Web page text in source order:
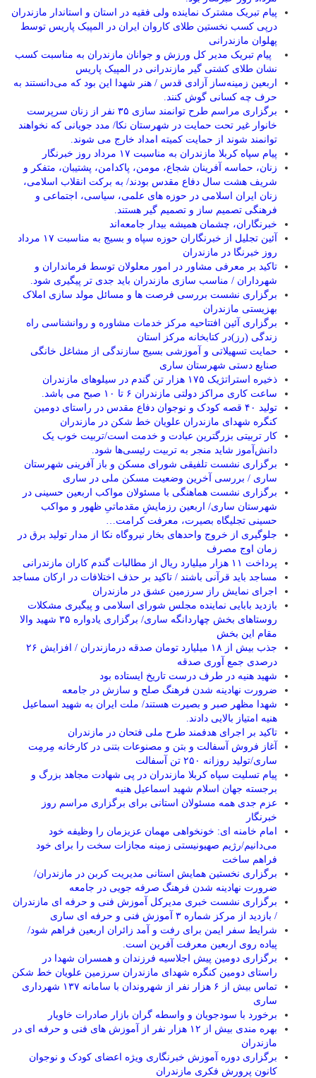
پیام تبریک مشترک نماینده ولی فقیه در استان و استاندار مازندران
درپی کسب نخستین طلای کاروان ایران در المپیک پاریس توسط
پهلوان مازندرانی
‍ ‍ پیام تبریک مدیر کل ورزش و جوانان مازندران به مناسبت کسب
نشان طلای کشتی گیر مازندرانی در المپیک پاریس
اربعین زمینه‌ساز آزادی قدس / هنر شهدا این بود که می‌دانستند به
حرف چه کسانی گوش کنند.
برگزاری مراسم طرح توانمند سازی ۳۵ نفر از زنان سرپرست
خانوار غیر تحت حمایت در شهرستان نکا/ مدد جویانی که نخواهند
توانمند شوند از حمایت کمیته امداد خارج می شوند.
پیام سپاه کربلا مازندران به مناسبت ۱۷ مرداد روز خبرنگار
زنان، حماسه آفرینان شجاع، مومن، پاکدامن، پشتیبان، متفکر و
شریف هشت سال دفاع مقدس بودند/ به برکت انقلاب اسلامی،
زنان ایران اسلامی در حوزه های علمی، سیاسی، اجتماعی و
فرهنگی تصمیم ساز و تصمیم گیر هستند.
خبرنگاران، چشمان همیشه بیدار جامعه‌اند
آئین تجلیل از خبرنگاران حوزه سپاه و بسیج به مناسبت ۱۷ مرداد
روز خبرنگا در مازندران
تاکید بر معرفی مشاور در امور معلولان توسط فرمانداران و
شهرداران / مناسب سازی مازندران باید جدی تر پیگیری شود.
برگزاری نشست بررسی فرصت ها و مسائل مولد سازی املاک
بهزیستی مازندران
برگزاری آئین افتتاحیه مرکز خدمات مشاوره و روانشناسی راه
زندگی (رز)در کتابخانه مرکز استان
حمایت تسهیلاتی و آموزشی بسیج سازندگی از مشاغل خانگی
صنایع دستی شهرستان ساری
ذخیره استراتژیک ۱۷۵ هزار تن گندم در سیلوهای مازندران
ساعت کاری مراکز دولتی مازندران ۶ تا ۱۰ صبح می باشد.
تولید ۴۰ قصه کودک و نوجوان دفاع مقدس در راستای دومین
کنگره شهدای مازندران علویان خط شکن در مازندران
کار تربیتی بزرگترین عبادت و خدمت است/تربیت خوب یک
دانش‌آموز شاید منجر به تربیت رئیسی‌ها شود.
برگزاری ‌نشست تلفیقی شورای مسکن و باز آفرینی شهرستان
ساری / بررسی آخرین وضعیت مسکن ملی در ساری
برگزاری نشست هماهنگی با مسئولان مواکب اربعین حسینی در
شهرستان ساری/ اربعین رزمایشِ مقدماتیِ ظهور و مواکب
حسینی تجلیگاه بصیرت، معرفت کرامت…
جلوگیری از خروج واحدهای بخار نیروگاه نکا از مدار تولید برق در
زمان اوج مصرف
پرداخت ۱۱ هزار میلیارد ریال از مطالبات گندم کاران مازندرانی
مساجد باید قرآنی باشند / تاکید بر حذف اختلافات در ارکان مساجد
اجرای نمایش راز سرزمین عشق در مازندران
بازدید بابایی نماینده مجلس شورای اسلامی و پیگیری مشکلات
روستاهای بخش چهاردانگه ساری/ برگزاری یادواره ۳۵ شهید والا
مقام این بخش
جذب بیش از ۱۸ میلیارد تومان صدقه درمازندران / افزایش ۲۶
درصدی جمع آوری صدقه
شهید هنیه در طرف درست تاریخ ایستاده بود
ضرورت نهادینه شدن فرهنگ صلح و سازش در جامعه
شهدا مظهر صبر و بصیرت هستند/ ملت ایران به شهید اسماعیل
هنیه امتیاز بالایی دادند.
تاکید بر اجرای هدفمند طرح ملی فتحان در مازندران
آغاز فروش آسفالت و بتن و مصنوعات بتنی در کارخانه مِرمِت
ساری/تولید روزانه ۲۵۰ تن آسفالت
پیام تسلیت سپاه کربلا مازندران در پی شهادت مجاهد بزرگ و
برجسته جهان اسلام شهید اسماعیل هنیه
عزم جدی همه مسئولان استانی برای برگزاری مراسم روز
خبرنگار
امام خامنه ای: خونخواهی مهمان عزیزمان را وظیفه خود
می‌دانیم/رژیم صهیونیستی زمینه مجازات سخت را برای خود
فراهم ساخت
برگزاری نخستین همایش استانی مدیریت کربن در مازندران/
ضرورت نهادینه شدن فرهنگ صرفه جویی در جامعه
برگزاری نشست خبری مدیرکل آموزش فنی و حرفه ای مازندران
/ بازدید از مرکز شماره ۳ آموزش فنی و حرفه ای ساری
شرایط سفر ایمن برای رفت و آمد زائران اربعین فراهم شود/
پیاده روی اربعین معرفت آفرین است.
برگزاری دومین پیش اجلاسیه فرزندان و همسران شهدا در
راستای دومین کنگره شهدای مازندران سرزمین علویان خط شکن
تماس بیش از ۶ هزار نفر از شهروندان با سامانه ۱۳۷ شهرداری
ساری
برخورد با سودجویان و واسطه گران بازار صادرات خاویار
بهره مندی بیش از ۱۲ هزار نفر از آموزش های فنی و حرفه ای در
مازندران
برگزاری دوره آموزش خبرنگاری ویژه اعضای کودک و نوجوان
کانون پرورش فکری مازندران